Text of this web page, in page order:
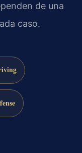
de una
caso.